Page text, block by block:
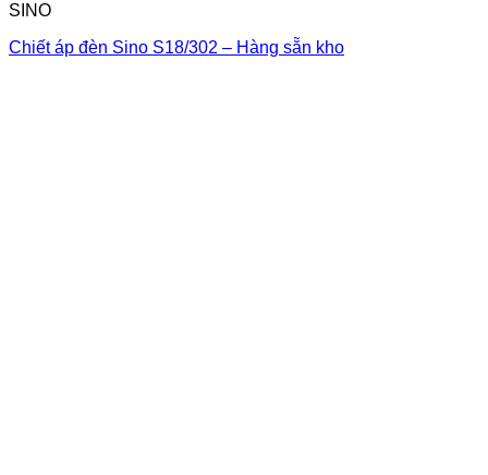
SINO
Chiết áp đèn Sino S18/302 – Hàng sẵn kho